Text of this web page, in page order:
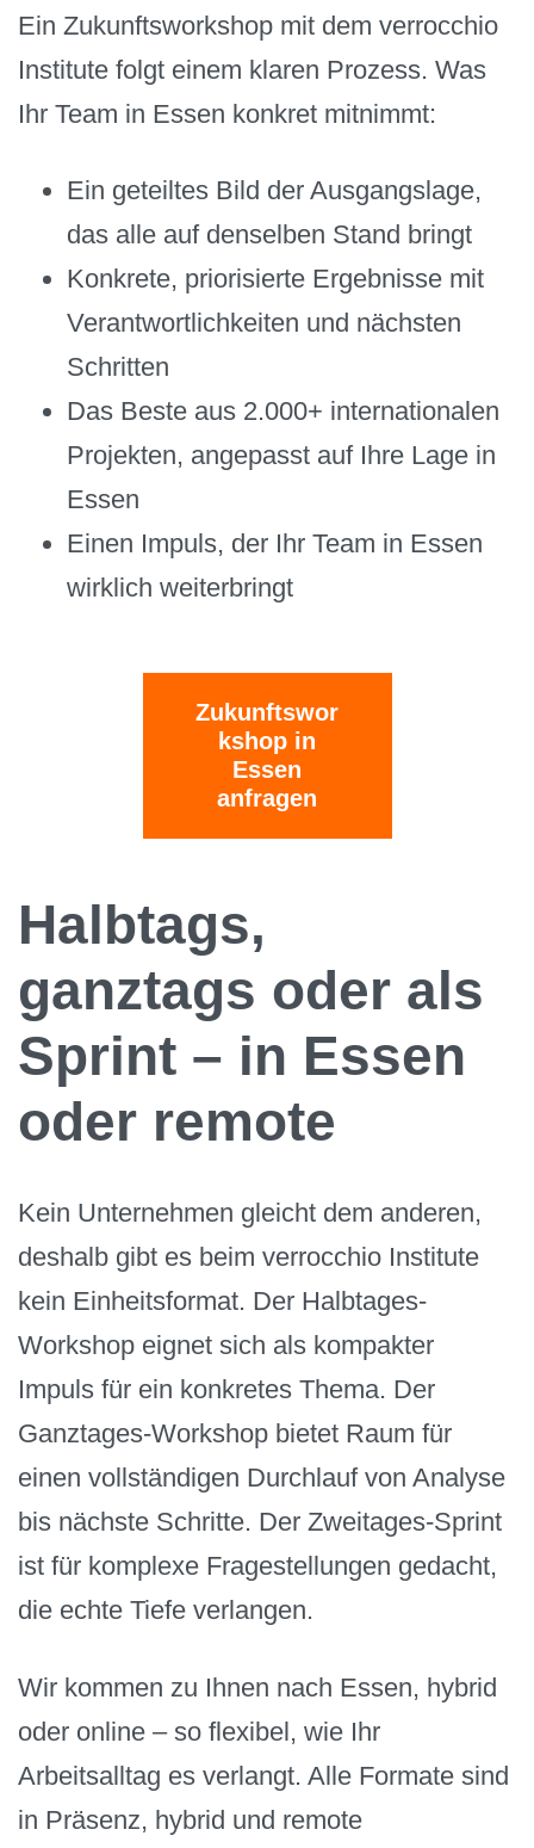
Ein Zukunftsworkshop mit dem verrocchio
Institute folgt einem klaren Prozess. Was
Ihr Team in Essen konkret mitnimmt:
Ein geteiltes Bild der Ausgangslage,
das alle auf denselben Stand bringt
Konkrete, priorisierte Ergebnisse mit
Verantwortlichkeiten und nächsten
Schritten
Das Beste aus 2.000+ internationalen
Projekten, angepasst auf Ihre Lage in
Essen
Einen Impuls, der Ihr Team in Essen
wirklich weiterbringt
Zukunftswor
kshop in
Essen
anfragen
Halbtags,
ganztags oder als
Sprint – in Essen
oder remote
Kein Unternehmen gleicht dem anderen,
deshalb gibt es beim verrocchio Institute
kein Einheitsformat. Der Halbtages-
Workshop eignet sich als kompakter
Impuls für ein konkretes Thema. Der
Ganztages-Workshop bietet Raum für
einen vollständigen Durchlauf von Analyse
bis nächste Schritte. Der Zweitages-Sprint
ist für komplexe Fragestellungen gedacht,
die echte Tiefe verlangen.
Wir kommen zu Ihnen nach Essen, hybrid
oder online – so flexibel, wie Ihr
Arbeitsalltag es verlangt. Alle Formate sind
in Präsenz, hybrid und remote